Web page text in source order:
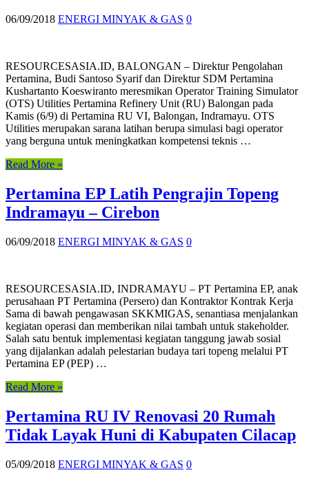
06/09/2018 ENERGI MINYAK & GAS 0
RESOURCESASIA.ID, BALONGAN – Direktur Pengolahan
Pertamina, Budi Santoso Syarif dan Direktur SDM Pertamina
Kushartanto Koeswiranto meresmikan Operator Training Simulator
(OTS) Utilities Pertamina Refinery Unit (RU) Balongan pada
Kamis (6/9) di Pertamina RU VI, Balongan, Indramayu. OTS
Utilities merupakan sarana latihan berupa simulasi bagi operator
yang berguna untuk meningkatkan kompetensi teknis …
Read More »
Pertamina EP Latih Pengrajin Topeng
Indramayu – Cirebon
06/09/2018 ENERGI MINYAK & GAS 0
RESOURCESASIA.ID, INDRAMAYU – PT Pertamina EP, anak
perusahaan PT Pertamina (Persero) dan Kontraktor Kontrak Kerja
Sama di bawah pengawasan SKKMIGAS, senantiasa menjalankan
kegiatan operasi dan memberikan nilai tambah untuk stakeholder.
Salah satu bentuk implementasi kegiatan tanggung jawab sosial
yang dijalankan adalah pelestarian budaya tari topeng melalui PT
Pertamina EP (PEP) …
Read More »
Pertamina RU IV Renovasi 20 Rumah
Tidak Layak Huni di Kabupaten Cilacap
05/09/2018 ENERGI MINYAK & GAS 0